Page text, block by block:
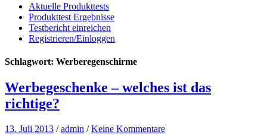
Aktuelle Produkttests
Produkttest Ergebnisse
Testbericht einreichen
Registrieren/Einloggen
Schlagwort: Werberegenschirme
Werbegeschenke – welches ist das
richtige?
13. Juli 2013 /admin /Keine Kommentare